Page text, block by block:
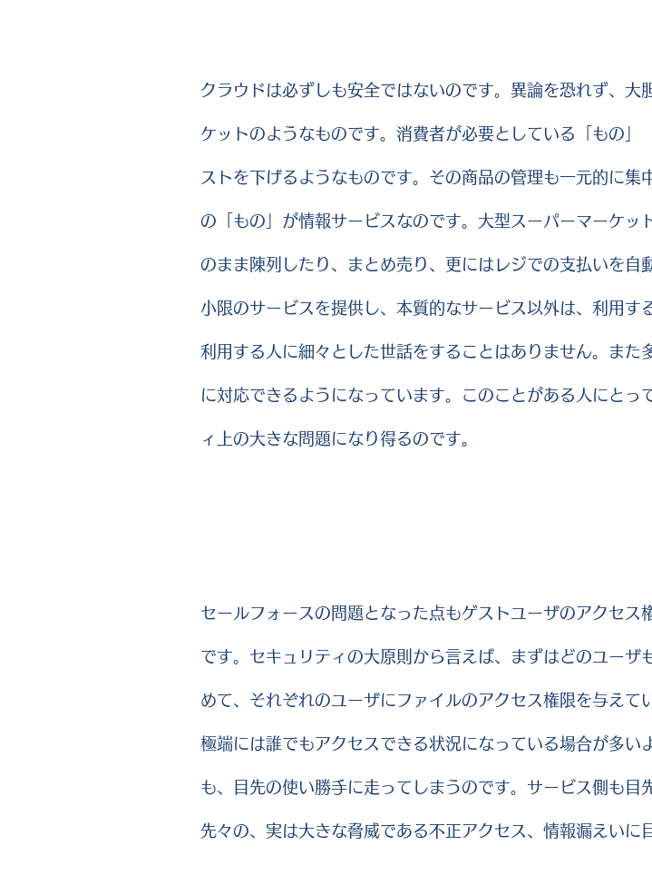
クラウドは必ずしも安全ではないのです。異論を恐れず、
ケットのようなものです。消費者が必要としている「もの
ストを下げるようなものです。その商品の管理も一元的に
の「もの」が情報サービスなのです。大型スーパーマーケ
のまま陳列したり、まとめ売り、更にはレジでの支払いを
小限のサービスを提供し、本質的なサービス以外は、利用
利用する人に細々とした世話をすることはありません。ま
に対応できるようになっています。このことがある人にと
ィ上の大きな問題になり得るのです。
セールフォースの問題となった点もゲストユーザのアクセ
です。セキュリティの大原則から言えば、まずはどのユー
めて、それぞれのユーザにファイルのアクセス権限を与えて
極端には誰でもアクセスできる状況になっている場合が多い
も、目先の使い勝手に走ってしまうのです。サービス側も目
先々の、実は大きな脅威である不正アクセス、情報漏えいに